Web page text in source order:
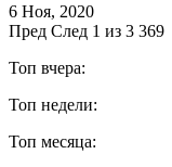
6 Ноя, 2020
Пред След 1 из 3 369
Топ вчера:
Топ недели:
Топ месяца: